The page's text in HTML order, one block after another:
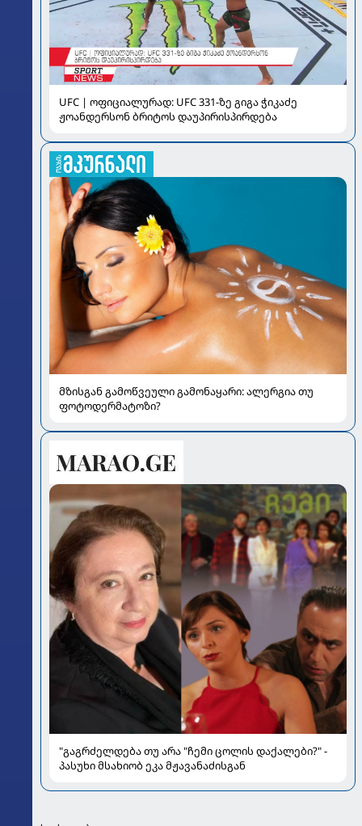
UFC | ოფიციალურად: UFC 331-ზე გიგა ჭიკაძე
ჟოანდერსონ ბრიტოს დაუპირისპირდება
მზისგან გამოწვეული გამონაყარი: ალერგია თუ
ფოტოდერმატოზი?
"გაგრძელდება თუ არა "ჩემი ცოლის დაქალები?" -
პასუხი მსახიობ ეკა მჟავანაძისგან